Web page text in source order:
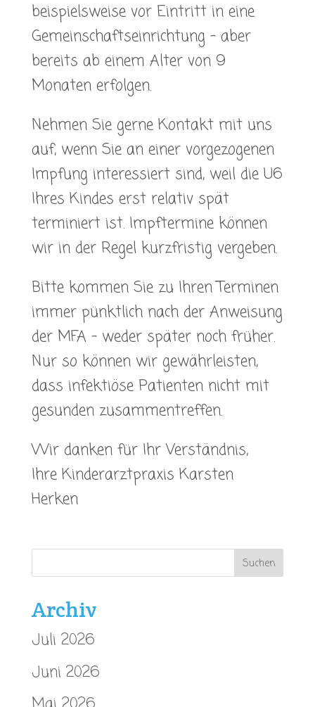
beispielsweise vor Eintritt in eine
Gemeinschaftseinrichtung – aber
bereits ab einem Alter von 9
Monaten erfolgen.
Nehmen Sie gerne Kontakt mit uns
auf, wenn Sie an einer vorgezogenen
Impfung interessiert sind, weil die U6
Ihres Kindes erst relativ spät
terminiert ist. Impftermine können
wir in der Regel kurzfristig vergeben.
Bitte kommen Sie zu Ihren Terminen
immer pünktlich nach der Anweisung
der MFA – weder später noch früher.
Nur so können wir gewährleisten,
dass infektiöse Patienten nicht mit
gesunden zusammentreffen.
Wir danken für Ihr Verständnis,
Ihre Kinderarztpraxis Karsten
Herken
Archiv
Juli 2026
Juni 2026